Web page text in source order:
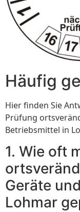
Häufig
Hier finden Sie
Prüfung
Betriebsmittel in
1. Wie oft
Geräte
Lohmar